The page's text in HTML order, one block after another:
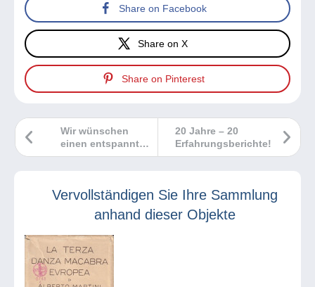
Share on Facebook
Share on X
Share on Pinterest
20 Jahre – 20
Erfahrungsberichte!
Wir wünschen
einen entspannten
Sommerabend
Vervollständigen Sie Ihre Sammlung
anhand dieser Objekte